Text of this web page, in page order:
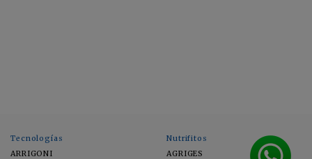
Tecnologías
ARRIGONI
Nutrifitos
AGRIGES